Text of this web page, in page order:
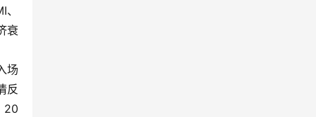
衰
场
反
20